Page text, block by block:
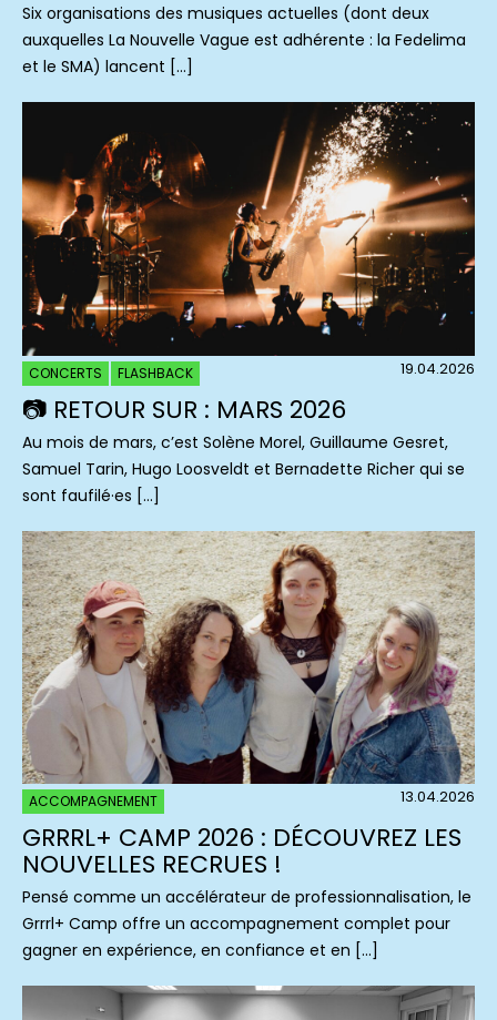
Six organisations des musiques actuelles (dont deux
auxquelles La Nouvelle Vague est adhérente : la Fedelima
et le SMA) lancent […]
CONCERTS FLASHBACK 19.04.2026
📷 RETOUR SUR : MARS 2026
Au mois de mars, c’est Solène Morel, Guillaume Gesret,
Samuel Tarin, Hugo Loosveldt et Bernadette Richer qui se
sont faufilé·es […]
ACCOMPAGNEMENT 13.04.2026
GRRRL+ CAMP 2026 : DÉCOUVREZ LES
NOUVELLES RECRUES !
Pensé comme un accélérateur de professionnalisation, le
Grrrl+ Camp offre un accompagnement complet pour
gagner en expérience, en confiance et en […]